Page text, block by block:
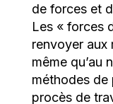
de forces et
Les « forces
renvoyer aux
même qu’au
méthodes
procès de